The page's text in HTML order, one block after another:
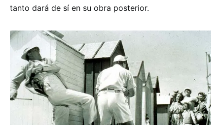
tanto dará de sí en su obra posterior.